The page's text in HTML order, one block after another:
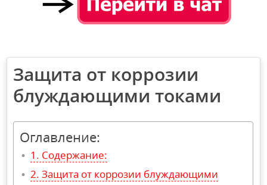
Защита от коррозии
блуждающими токами
Оглавление:
Содержание:
Защита от коррозии блуждающими